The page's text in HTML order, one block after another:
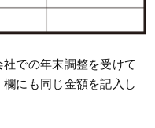
での年末調整を受けて
にも同じ金額を記入し